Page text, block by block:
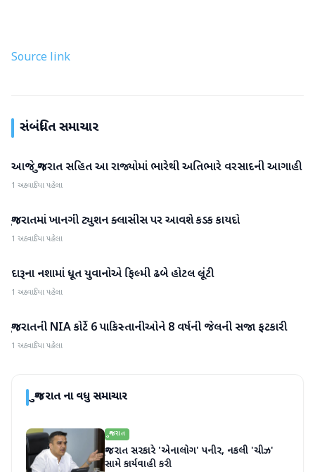
Source link
સંબંધિત સમાચાર
ગુજરાત
આજે ગુજરાત સહિત આ રાજ્યોમાં ભારેથી અતિભારે વરસાદની આગાહી
1 અઠવાડિયા પહેલા
ગુજરાત
ગુજરાતમાં ખાનગી ટ્યુશન ક્લાસીસ પર આવશે કડક કાયદો
1 અઠવાડિયા પહેલા
ગુજરાત
દારૂના નશામાં ધૂત યુવાનોએ ફિલ્મી ઢબે હોટલ લૂંટી
1 અઠવાડિયા પહેલા
ગુજરાત
ગુજરાતની NIA કોર્ટે 6 પાકિસ્તાનીઓને 8 વર્ષની જેલની સજા ફટકારી
1 અઠવાડિયા પહેલા
ગુજરાતના વધુ સમાચાર
ગુજરાત
ગુજરાત સરકારે 'એનાલોગ' પનીર, નકલી 'ચીઝ'
સામે કાર્યવાહી કરી